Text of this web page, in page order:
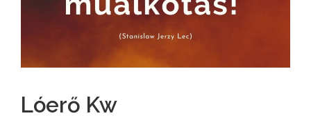
Lóerő Kw